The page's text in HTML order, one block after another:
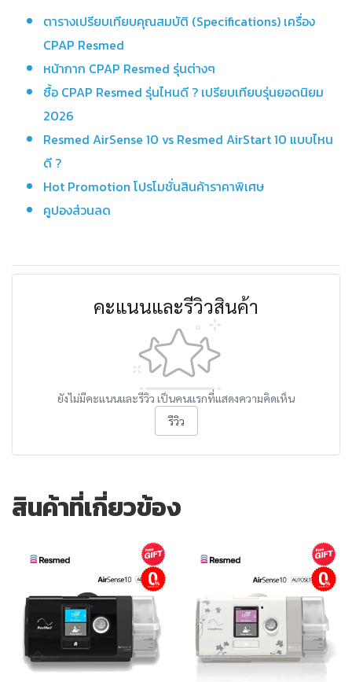
ตารางเปรียบเทียบคุณสมบัติ (Specifications) เครื่อง
CPAP Resmed
หน้ากาก CPAP Resmed รุ่นต่างๆ
ซื้อ CPAP Resmed รุ่นไหนดี ? เปรียบเทียบรุ่นยอดนิยม
2026
Resmed AirSense 10 vs Resmed AirStart 10 แบบไหน
ดี ?
Hot Promotion โปรโมชั่นสินค้าราคาพิเศษ
คูปองส่วนลด
คะแนนและรีวิวสินค้า
ยังไม่มีคะแนนและรีวิว เป็นคนแรกที่แสดงความคิดเห็น
รีวิว
สินค้าที่เกี่ยวข้อง
ผ่อนชำระ ผ่อนชำระ